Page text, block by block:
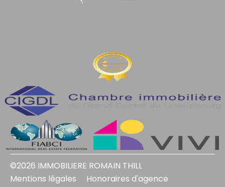
©2026 IMMOBILIERE ROMAIN THILL
Mentions légales
Honoraires d'agence